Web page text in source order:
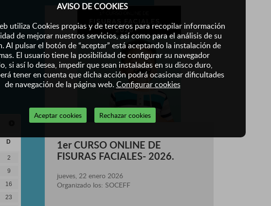
AVISO DE COOKIES
utiliza Cookies propias y de terceros para recopilar información
de mejorar nuestros servicios, así como para el análisis de su
Al pulsar el botón de “aceptar” está aceptando la instalación de
El usuario tiene la posibilidad de configurar su navegador
si así lo desea, impedir que sean instaladas en su disco duro,
tener en cuenta que dicha acción podrá ocasionar dificultades
de navegación de la página web. Configurar cookies
Aceptar cookies Rechazar cookies
D
2
9
16
23
1er CURSO ONLINE DE
FISURAS FACIALES- 2026.
jueves, 22 enero 2026
Organizado los: SOCEFF